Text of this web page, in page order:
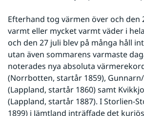
Efterhand tog värmen över och den
varmt eller mycket varmt väder i
och den 27 juli blev på många håll
utan även sommarens varmaste
noterades nya absoluta
(Norrbotten, startår 1859),
(Lappland, startår 1860) samt
(Lappland, startår 1887). I Storlien-
1899) i Jämtland inträffade det